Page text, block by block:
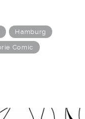
Hamburg
Comic